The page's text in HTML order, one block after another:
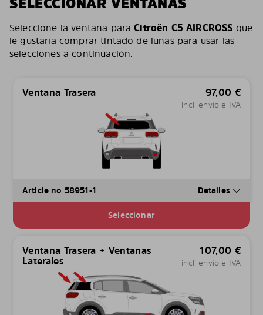
Seleccione la ventana paraCitroën C5 AIRCROSS que
le gustaría comprar tintado de lunas para usar las
selecciones a continuación.
Ventana Trasera 97,00 €
incl. envío e IVA
Article no 58951-1 Detalles
Seleccionar
Ventana Trasera + Ventanas
Laterales
107,00 €
incl. envío e IVA